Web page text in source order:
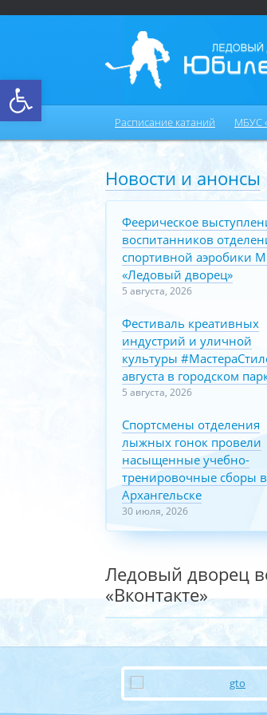
Открыть панель инструментов
Расписание катаний МБУС
Новости и анонсы
Феерическое
воспитанников
спортивной аэробики
«Ледовый дворец»
5 августа, 2026
Фестиваль креативных
индустрий и уличной
культуры
августа в городском
5 августа, 2026
Спортсмены отделения
лыжных гонок провели
насыщенные учебно-
тренировочные сборы в
Архангельске
30 июля, 2026
Ледовый дворец
«Вконтакте»